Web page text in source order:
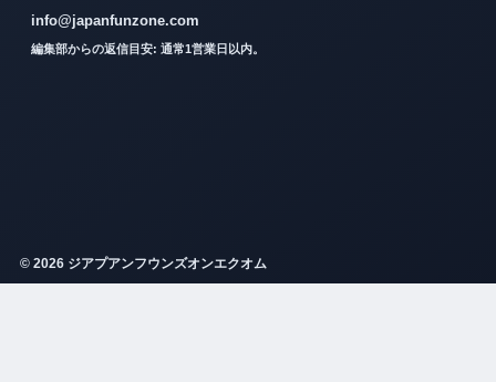
info@japanfunzone.com
編集部からの返信目安: 通常1営業日以内。
© 2026 ジアプアンフウンズオンエクオム